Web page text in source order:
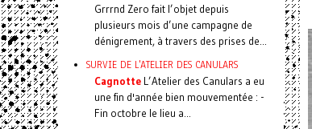
Grrrnd Zero fait l’objet depuis
plusieurs mois d’une campagne de
dénigrement, à travers des prises de...
SURVIE DE L'ATELIER DES CANULARS
Cagnotte L’Atelier des Canulars a eu
une fin d'année bien mouvementée : -
Fin octobre le lieu a...